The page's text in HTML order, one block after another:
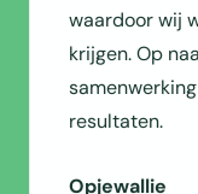
waardoor wij
krijgen. Op
resultaten.
Opjewallie